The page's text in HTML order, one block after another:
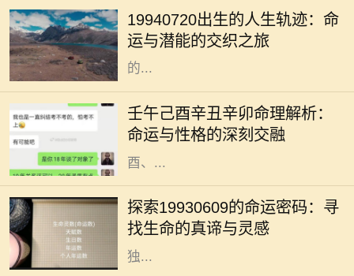
19940720出生的人生轨迹：命
运与潜能的交织之旅
一日出生的人来说，他们的命运似乎
注定要与众不同。每个人都希望自己
的...
壬午己酉辛丑辛卯命理解析：
命运与性格的深刻交融
在浩瀚的命理学中，五行八字被视为
解读一个人命运的重要工具。不同的
命格拥有各自独特的性格特征与运势
走向。今天，我们将针对壬午、己
酉、...
探索19930609的命运密码：寻
找生命的真谛与灵感
四季更迭，岁月如梭，人生轨迹中总
有一些命运的节点，让我们不得不回
望过往，反思前行。在这个多元化的
时代，每一个出生日期都似乎蕴藏着
独...
在人生的旅途中，成功往往不是一蹴